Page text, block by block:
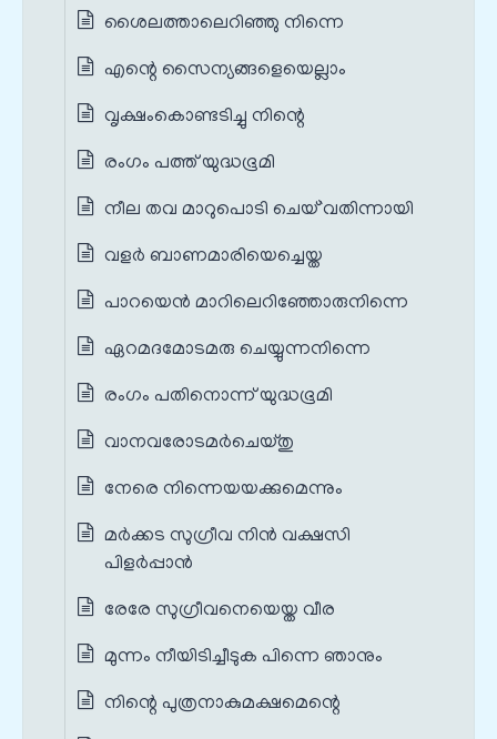
ശൈലത്താലെറിഞ്ഞു നിന്നെ
എന്റെ സൈന്യങ്ങളെയെല്ലാം
വൃക്ഷംകൊണ്ടടിച്ചു നിന്റെ
രംഗം പത്ത് യുദ്ധഭൂമി
നീല തവ മാറുപൊടി ചെയ്`വതിന്നായി
വളർ ബാണമാരിയെച്ചെയ്ത
പാറയെന്‍ മാറിലെറിഞ്ഞോരുനിന്നെ
ഏറമദമോടമരു ചെയ്യുന്നനിന്നെ
രംഗം പതിനൊന്ന് യുദ്ധഭൂമി
വാനവരോടമര്‍ചെയ്തു
നേരെ നിന്നെയയക്കുമെന്നും
മര്‍ക്കട സുഗ്രീവ നിൻ വക്ഷസി
പിളര്‍പ്പാൻ
രേരേ സുഗ്രീവനെയെയ്ത വീര
മുന്നം നീയിടിച്ചീടുക പിന്നെ ഞാനും
നിന്റെ പുത്രനാകുമക്ഷമെന്റെ